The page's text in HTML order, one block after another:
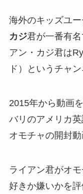
海外のキッズユ
カジ君が一番有
アン・カジ君は
ド）というチャ
2015年から動画
バリのアメリカ
オモチャの開封
ライアン君がオ
好きか嫌いかを